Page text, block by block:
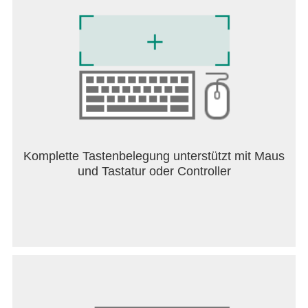
Die Verwendung der multifunktionalen GreenTuber-
App ist sehr praktisch! Sie
müssen keine
zusätzliche Software installieren oder für eine
teure Premium-Version bezahlen. Installieren Sie
einfach den GreenTuber-Werbeblocker und Sie
haben Zugriff auf absolut alle Funktionen, die das
Ansehen von Tube-Videos so angenehm und
Vertraulichkeit
GreenTuber erfasst oder speichert weder Ihre
Komplette Tastenbelegung unterstützt mit Maus
und Tastatur oder Controller